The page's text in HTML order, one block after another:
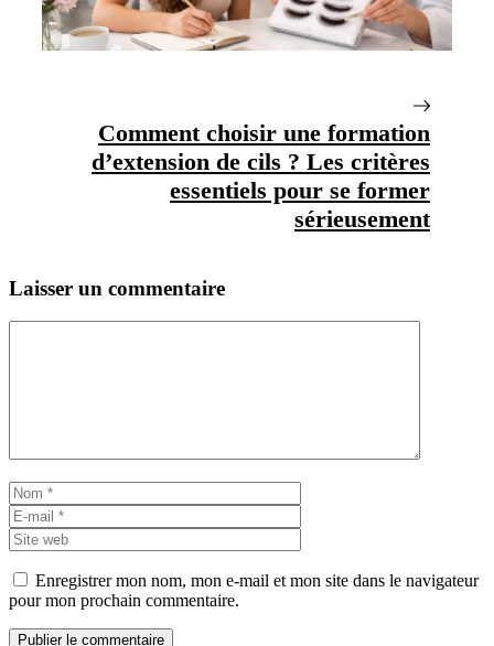
Comment choisir une formation
d’extension de cils ? Les critères
essentiels pour se former
sérieusement
Laisser un commentaire
Nom
mail
web
Enregistrer mon nom, mon e-mail et mon site dans le navigateur
pour mon prochain commentaire.